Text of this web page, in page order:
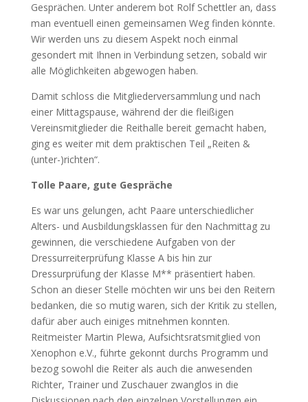
Gesprächen. Unter anderem bot Rolf Schettler an, dass
man eventuell einen gemeinsamen Weg finden könnte.
Wir werden uns zu diesem Aspekt noch einmal
gesondert mit Ihnen in Verbindung setzen, sobald wir
alle Möglichkeiten abgewogen haben.
Damit schloss die Mitgliederversammlung und nach
einer Mittagspause, während der die fleißigen
Vereinsmitglieder die Reithalle bereit gemacht haben,
ging es weiter mit dem praktischen Teil „Reiten &
(unter-)richten“.
Tolle Paare, gute Gespräche
Es war uns gelungen, acht Paare unterschiedlicher
Alters- und Ausbildungsklassen für den Nachmittag zu
gewinnen, die verschiedene Aufgaben von der
Dressurreiterprüfung Klasse A bis hin zur
Dressurprüfung der Klasse M** präsentiert haben.
Schon an dieser Stelle möchten wir uns bei den Reitern
bedanken, die so mutig waren, sich der Kritik zu stellen,
dafür aber auch einiges mitnehmen konnten.
Reitmeister Martin Plewa, Aufsichtsratsmitglied von
Xenophon e.V., führte gekonnt durchs Programm und
bezog sowohl die Reiter als auch die anwesenden
Richter, Trainer und Zuschauer zwanglos in die